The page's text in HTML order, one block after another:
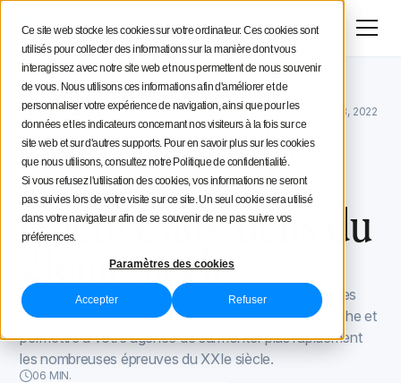
Ce site web stocke les cookies sur votre ordinateur. Ces cookies sont
utilisés pour collecter des informations sur la manière dont vous
interagissez avec notre site web et nous permettent de nous souvenir
de vous. Nous utilisons ces informations afin d'améliorer et de
personnaliser votre expérience de navigation, ainsi que pour les
données et les indicateurs concernant nos visiteurs à la fois sur ce
site web et sur d'autres supports. Pour en savoir plus sur les cookies
que nous utilisons, consultez notre Politique de confidentialité.
Si vous refusez l'utilisation des cookies, vos informations ne seront
pas suivies lors de votre visite sur ce site. Un seul cookie sera utilisé
dans votre navigateur afin de se souvenir de ne pas suivre vos
préférences.
Paramètres des cookies
Accepter Refuser
Essai gratuit
Menu
Stratégie social media
Conseils aux créateurs
Iconosquare
Blog Iconosquare Outils et astuces
Outils et astuces August 11, 2021 Mis à jour leNovember 28, 2022
Comment rendre
votre agence plus
réactive aux défis du
21ème siècle
Dans ce post, nous allons donc vous donner quelques
conseils pour modifier progressivement votre approche et
permettre à votre agence de surmonter plus rapidement
les nombreuses épreuves du XXIe siècle.
06 MIN.